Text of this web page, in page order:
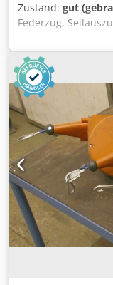
Zustand: gut
Federzug,
Sex Agfjck -
1 - 2 kg -Seillänge:
vorhanden -
0,6 kg